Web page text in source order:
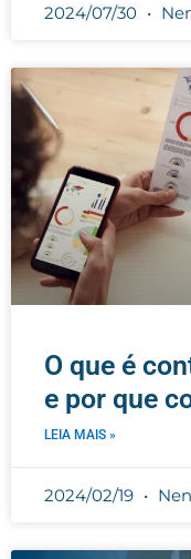
2024/07/30
O que é
e por que
LEIA MAIS »
2024/02/19